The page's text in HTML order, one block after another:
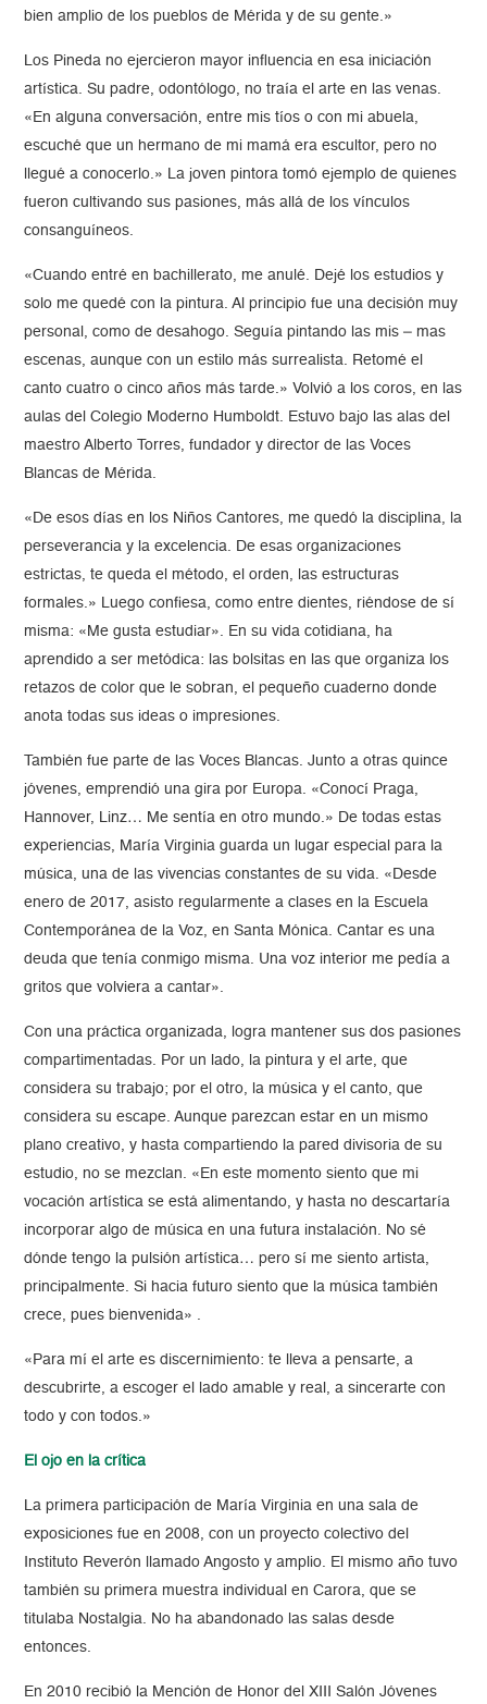
bien amplio de los pueblos de Mérida y de su gente.»
Los Pineda no ejercieron mayor influencia en esa iniciación
artística. Su padre, odontólogo, no traía el arte en las venas.
«En alguna conversación, entre mis tíos o con mi abuela,
escuché que un hermano de mi mamá era escultor, pero no
llegué a conocerlo.» La joven pintora tomó ejemplo de quienes
fueron cultivando sus pasiones, más allá de los vínculos
consanguíneos.
«Cuando entré en bachillerato, me anulé. Dejé los estudios y
solo me quedé con la pintura. Al principio fue una decisión muy
personal, como de desahogo. Seguía pintando las mis – mas
escenas, aunque con un estilo más surrealista. Retomé el
canto cuatro o cinco años más tarde.» Volvió a los coros, en las
aulas del Colegio Moderno Humboldt. Estuvo bajo las alas del
maestro Alberto Torres, fundador y director de las Voces
Blancas de Mérida.
«De esos días en los Niños Cantores, me quedó la disciplina, la
perseverancia y la excelencia. De esas organizaciones
estrictas, te queda el método, el orden, las estructuras
formales.» Luego confiesa, como entre dientes, riéndose de sí
misma: «Me gusta estudiar». En su vida cotidiana, ha
aprendido a ser metódica: las bolsitas en las que organiza los
retazos de color que le sobran, el pequeño cuaderno donde
anota todas sus ideas o impresiones.
También fue parte de las Voces Blancas. Junto a otras quince
jóvenes, emprendió una gira por Europa. «Conocí Praga,
Hannover, Linz… Me sentía en otro mundo.» De todas estas
experiencias, María Virginia guarda un lugar especial para la
música, una de las vivencias constantes de su vida. «Desde
enero de 2017, asisto regularmente a clases en la Escuela
Contemporánea de la Voz, en Santa Mónica. Cantar es una
deuda que tenía conmigo misma. Una voz interior me pedía a
gritos que volviera a cantar».
Con una práctica organizada, logra mantener sus dos pasiones
compartimentadas. Por un lado, la pintura y el arte, que
considera su trabajo; por el otro, la música y el canto, que
considera su escape. Aunque parezcan estar en un mismo
plano creativo, y hasta compartiendo la pared divisoria de su
estudio, no se mezclan. «En este momento siento que mi
vocación artística se está alimentando, y hasta no descartaría
incorporar algo de música en una futura instalación. No sé
dónde tengo la pulsión artística… pero sí me siento artista,
principalmente. Si hacia futuro siento que la música también
crece, pues bienvenida» .
«Para mí el arte es discernimiento: te lleva a pensarte, a
descubrirte, a escoger el lado amable y real, a sincerarte con
todo y con todos.»
El ojo en la crítica
La primera participación de María Virginia en una sala de
exposiciones fue en 2008, con un proyecto colectivo del
Instituto Reverón llamado Angosto y amplio. El mismo año tuvo
también su primera muestra individual en Carora, que se
titulaba Nostalgia. No ha abandonado las salas desde
entonces.
En 2010 recibió la Mención de Honor del XIII Salón Jóvenes